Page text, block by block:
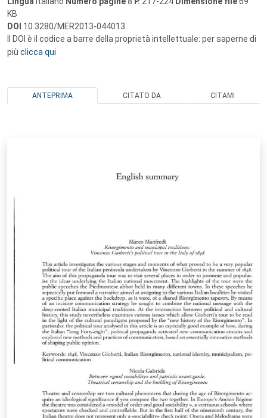
KB
DOI 10.3280/MER2013-044013
Il DOI è il codice a barre della proprietà intellettuale: per saperne di
più clicca qui
ANTEPRIMA CITATO DA CITAMI